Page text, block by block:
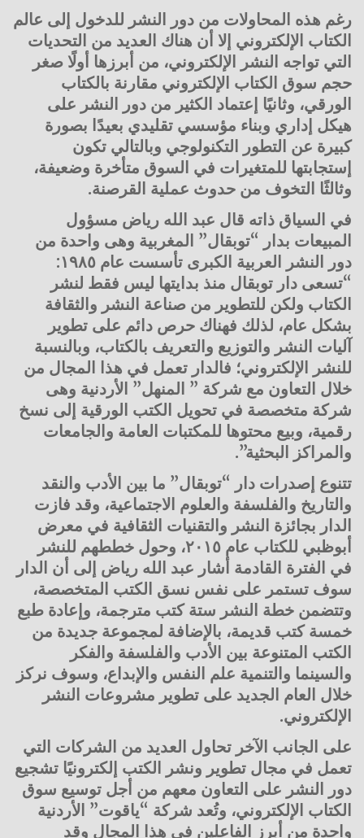
رغم هذه المحاولات من دور النشر للدخول إلى عالم
الكتاب الإلكتروني إلا أن هناك العديد من التحديات
التي تواجه النشر الإلكتروني، من أبرزها أولًا صغر
حجم سوق الكتاب الإلكتروني مقارنة بالكتاب
الورقي، وثانيًا إعتماد الكثير من دور النشر على
هيكل إداري وبناء مؤسسي تقليدي بعيدًا بصورة
كبيرة عن التطور التكنولوجي وبالتالي تكون
إستجابتها للمتغيرات في السوق متأخرة وضعيفة،
وثالثًا التخوف من حدوث عملية القرصنة.
في السياق ذاته قال عبد الله رياض مسؤول
المبيعات بدار “توبقال” المغربية وهى واحدة من
دور النشر العربية الكبرى تأسست عام ١٩٨٥:
“تسعى دار توبقال منذ بدايتها ليس فقط لنشر
الكتاب ولكن للتطوير من صناعة النشر والثقافة
بشكل عام، لذلك فهناك حرص دائم على تطوير
آليات النشر والتوزيع والتعريف بالكتاب، وبالنسبة
للنشر الإلكتروني؛ فالدار تعمل في هذا المجال من
خلال التعاون مع شركة ” المنهل” الأردنية وهى
شركة متخصصة في تحويل الكتب الورقية إلى نسخ
رقمية، وبيع محتوها للمكتبات العامة والجامعات
والمراكز البحثية”.
تتنوع إصدرات دار “توبقال” ما بين الأدب والنقد
والتاريخ والفلسفة والعلوم الاجتماعية، وقد فازت
الدار بجائزة النشر والتقنيات الثقافية في معرض
أبوظبي للكتاب عام ٢٠١٥، وحول خططهم للنشر
في الفترة القادمة أشار عبد الله رياض إلى أن الدار
سوف تستمر على نفس نسق الكتب المتخصصة،
وتتضمن خطة النشر ستة كتب مترجمة، وإعادة طبع
خمسة كتب قديمة، بالإضافة لمجموعة جديدة من
الكتب المتنوعة بين الأدب والفلسفة والفكر
والسينما والتنمية علم النفس والإبداع، وسوف نركز
خلال العام الجديد على تطوير مشروعات النشر
الإلكتروني.
على الجانب الآخر تحاول العديد من الشركات التي
تعمل في مجال تطوير ونشر الكتب إلكترونيًا تشجيع
دور النشر على التعاون معهم من أجل توسيع سوق
الكتاب الإلكتروني، وتُعد شركة “ياقوت” الأردنية
واحدة من أبرز الفاعلين في هذا المجال وقد